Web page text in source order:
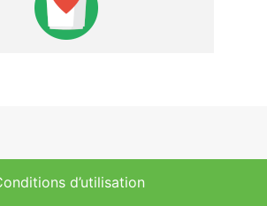
d’utilisation